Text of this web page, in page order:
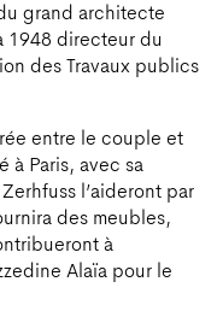
grand architecte
1948 directeur du
des Travaux publics
entre le couple et
à Paris, avec sa
l’aideront par
des meubles,
à
Alaïa pour le